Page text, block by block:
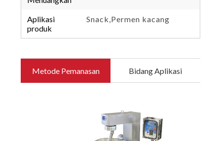
Aplikasi
produk
Snack,Permen kacang
Metode Pemanasan Bidang Aplikasi